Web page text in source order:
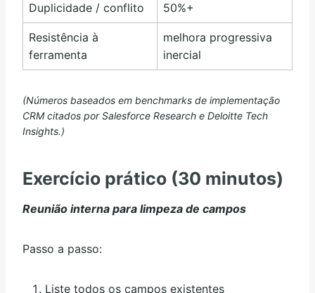
Duplicidade / conflito 50%+
Resistência à
ferramenta
melhora progressiva
inercial
(Números baseados em benchmarks de implementação
CRM citados por Salesforce Research e Deloitte Tech
Insights.)
Exercício prático (30 minutos)
Reunião interna para limpeza de campos
Passo a passo:
Liste todos os campos existentes